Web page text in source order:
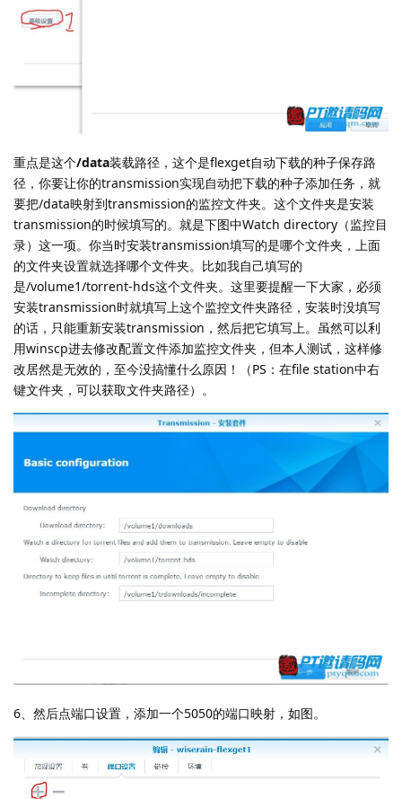
重点是这个/data装载路径，这个是flexget自动下载的种子保存路
径，你要让你的transmission实现自动把下载的种子添加任务，就
要把/data映射到transmission的监控文件夹。这个文件夹是安装
transmission的时候填写的。就是下图中Watch directory（监控目
录）这一项。你当时安装transmission填写的是哪个文件夹，上面
的文件夹设置就选择哪个文件夹。比如我自己填写的
是/volume1/torrent-hds这个文件夹。这里要提醒一下大家，必须
安装transmission时就填写上这个监控文件夹路径，安装时没填写
的话，只能重新安装transmission，然后把它填写上。虽然可以利
用winscp进去修改配置文件添加监控文件夹，但本人测试，这样修
改居然是无效的，至今没搞懂什么原因！（PS：在file station中右
键文件夹，可以获取文件夹路径）。
6、然后点端口设置，添加一个5050的端口映射，如图。